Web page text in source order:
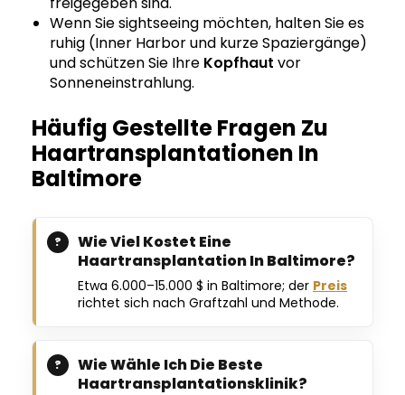
Wenn Sie sightseeing möchten, halten Sie es
ruhig (Inner Harbor und kurze Spaziergänge)
und schützen Sie Ihre Kopfhaut vor
Sonneneinstrahlung.
Häufig Gestellte Fragen Zu
Haartransplantationen In
Baltimore
Wie Viel Kostet Eine
Haartransplantation In Baltimore?
Etwa 6.000–15.000 $ in Baltimore; der Preis
richtet sich nach Graftzahl und Methode.
Wie Wähle Ich Die Beste
Haartransplantationsklinik?